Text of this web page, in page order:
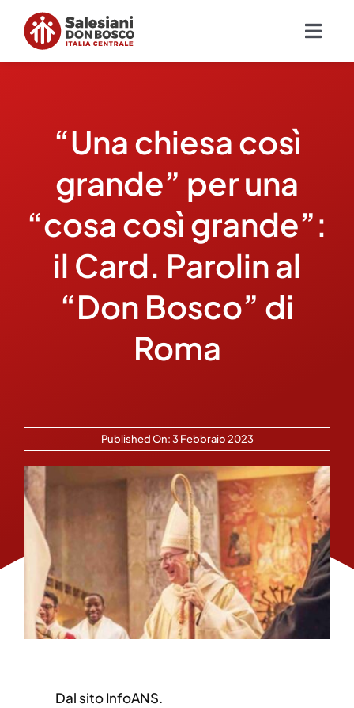
contenuto
Missione
Ambiti
Ambienti educativi e servizi
“Una chiesa così
grande” per una
“cosa così grande”:
il Card. Parolin al
“Don Bosco” di
Roma
Published On: 3 Febbraio 2023
Dal sito InfoANS.